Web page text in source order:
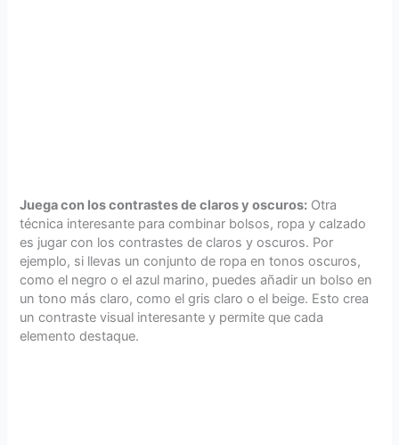
Juega con los contrastes de claros y oscuros: Otra
técnica interesante para combinar bolsos, ropa y calzado
es jugar con los contrastes de claros y oscuros. Por
ejemplo, si llevas un conjunto de ropa en tonos oscuros,
como el negro o el azul marino, puedes añadir un bolso en
un tono más claro, como el gris claro o el beige. Esto crea
un contraste visual interesante y permite que cada
elemento destaque.